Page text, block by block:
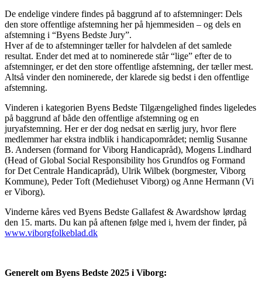
De endelige vindere findes på baggrund af to afstemninger: Dels
den store offentlige afstemning her på hjemmesiden – og dels en
afstemning i “Byens Bedste Jury”.
Hver af de to afstemninger tæller for halvdelen af det samlede
resultat. Ender det med at to nominerede står “lige” efter de to
afstemninger, er det den store offentlige afstemning, der tæller mest.
Altså vinder den nominerede, der klarede sig bedst i den offentlige
afstemning.
Vinderen i kategorien Byens Bedste Tilgængelighed findes ligeledes
på baggrund af både den offentlige afstemning og en
juryafstemning. Her er der dog nedsat en særlig jury, hvor flere
medlemmer har ekstra indblik i handicapområdet; nemlig Susanne
B. Andersen (formand for Viborg Handicapråd), Mogens Lindhard
(Head of Global Social Responsibility hos Grundfos og Formand
for Det Centrale Handicapråd), Ulrik Wilbek (borgmester, Viborg
Kommune), Peder Toft (Mediehuset Viborg) og Anne Hermann (Vi
er Viborg).
Vinderne kåres ved Byens Bedste Gallafest & Awardshow lørdag
den 15. marts. Du kan på aftenen følge med i, hvem der finder, på
www.viborgfolkeblad.dk
Generelt om Byens Bedste 2025 i Viborg: